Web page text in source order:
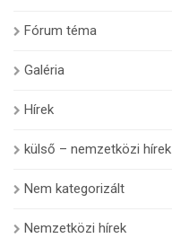
Fórum téma
Galéria
Hírek
külső – nemzetközi hírek
Nem kategorizált
Nemzetközi hírek